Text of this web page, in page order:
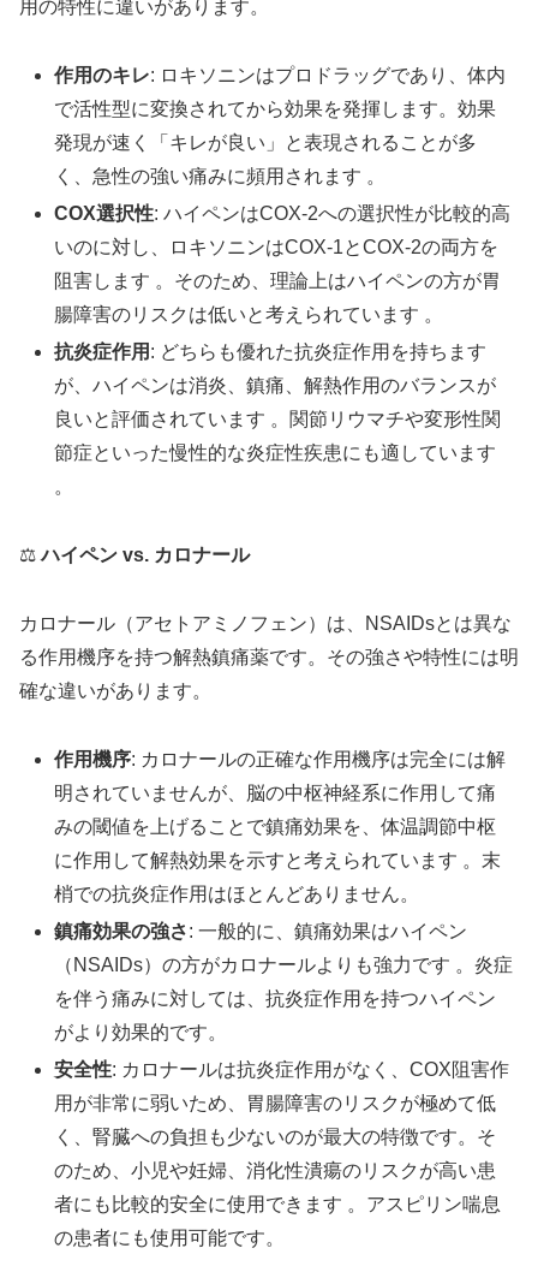
用の特性に違いがあります。
作用のキレ: ロキソニンはプロドラッグであり、体内
で活性型に変換されてから効果を発揮します。効果
発現が速く「キレが良い」と表現されることが多
く、急性の強い痛みに頻用されます 。
COX選択性: ハイペンはCOX-2への選択性が比較的高
いのに対し、ロキソニンはCOX-1とCOX-2の両方を
阻害します 。そのため、理論上はハイペンの方が胃
腸障害のリスクは低いと考えられています 。
抗炎症作用 : どちらも優れた抗炎症作用を持ちます
が、ハイペンは消炎、鎮痛、解熱作用のバランスが
良いと評価されています 。関節リウマチや変形性関
節症といった慢性的な炎症性疾患にも適しています
。
⚖️ハイペン vs. カロナール
カロナール（アセトアミノフェン）は、NSAIDsとは異な
る作用機序を持つ解熱鎮痛薬です。その強さや特性には明
確な違いがあります。
作用機序: カロナールの正確な作用機序は完全には解
明されていませんが、脳の中枢神経系に作用して痛
みの閾値を上げることで鎮痛効果を、体温調節中枢
に作用して解熱効果を示すと考えられています 。末
梢での抗炎症作用はほとんどありません。
鎮痛効果の強さ: 一般的に、鎮痛効果はハイペン
（NSAIDs）の方がカロナールよりも強力です 。炎症
を伴う痛みに対しては、抗炎症作用を持つハイペン
がより効果的です。
安全性: カロナールは抗炎症作用がなく、COX阻害作
用が非常に弱いため、胃腸障害のリスクが極めて低
く、腎臓への負担も少ないのが最大の特徴です。そ
のため、小児や妊婦、消化性潰瘍のリスクが高い患
者にも比較的安全に使用できます 。アスピリン喘息
の患者にも使用可能です。